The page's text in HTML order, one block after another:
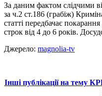
За даним фактом слідчими
за ч.2 ст.186 (грабіж)
статті передбачає
строк від 4 до 6 років.
Джерело: magnolia-tv
Інші публікації на